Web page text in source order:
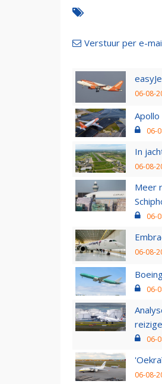
Verstuur per e-
06-08-
06-
In
06-08-
Meer
06-
06-08-
06-
06-
06-08-